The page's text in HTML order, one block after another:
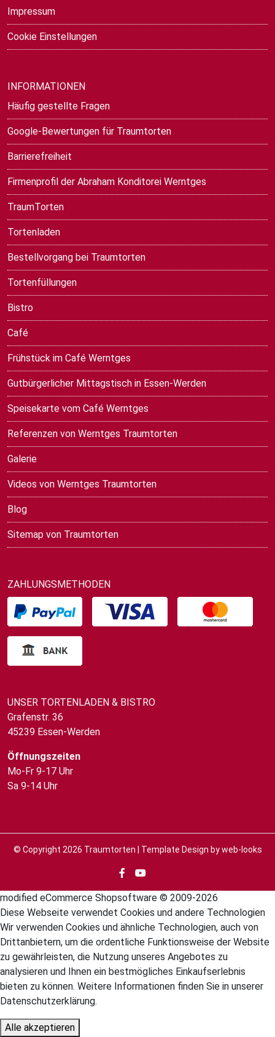
Impressum
Cookie Einstellungen
INFORMATIONEN
Häufig gestellte Fragen
Google-Bewertungen für Traumtorten
Barrierefreiheit
Firmenprofil der Abraham Konditorei Werntges
TraumTorten
Tortenladen
Bestellvorgang bei Traumtorten
Tortenfüllungen
Bistro
Café
Frühstück im Café Werntges
Gutbürgerlicher Mittagstisch in Essen-Werden
Speisekarte vom Café Werntges
Referenzen von Werntges Traumtorten
Galerie
Videos von Werntges Traumtorten
Blog
Sitemap von Traumtorten
ZAHLUNGSMETHODEN
UNSER TORTENLADEN & BISTRO
Grafenstr. 36
45239 Essen-Werden
Öffnungszeiten
Mo-Fr 9-17 Uhr
Sa 9-14 Uhr
© Copyright 2026 Traumtorten | Template Design byweb-looks
modified eCommerce Shopsoftware © 2009-2026
Diese Webseite verwendet Cookies und andere Technologien
Wir verwenden Cookies und ähnliche Technologien, auch von
Drittanbietern, um die ordentliche Funktionsweise der Website
zu gewährleisten, die Nutzung unseres Angebotes zu
analysieren und Ihnen ein bestmögliches Einkaufserlebnis
bieten zu können. Weitere Informationen finden Sie in unserer
Datenschutzerklärung.
Alle akzeptieren